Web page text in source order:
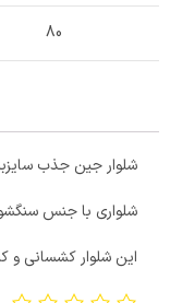
80
شلوار جین جذب
شلواری با جنس
این شلوار کشسانی و